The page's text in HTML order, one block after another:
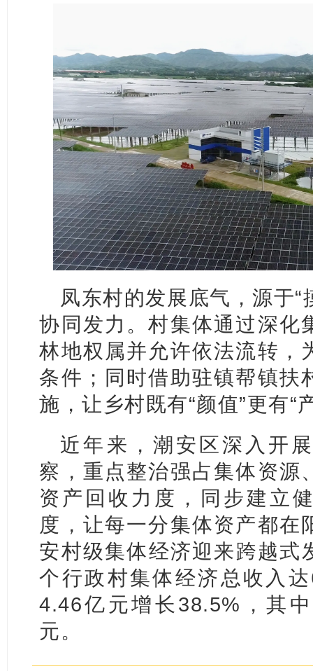
凤东村的发展底气，源于“
协同发力。村集体通过深化
林地权属并允许依法流转，
条件；同时借助驻镇帮镇扶
施，让乡村既有“颜值”更有“
近年来，潮安区深入开
察，重点整治强占集体资源
资产回收力度，同步建立
度，让每一分集体资产都在
安村级集体经济迎来跨越式
个行政村集体经济总收入
4.46亿元增长38.5%，其
元。